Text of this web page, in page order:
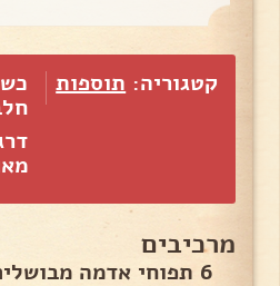
קטגוריה:תוספות
מרכיבים
6 תפוחי אדמה